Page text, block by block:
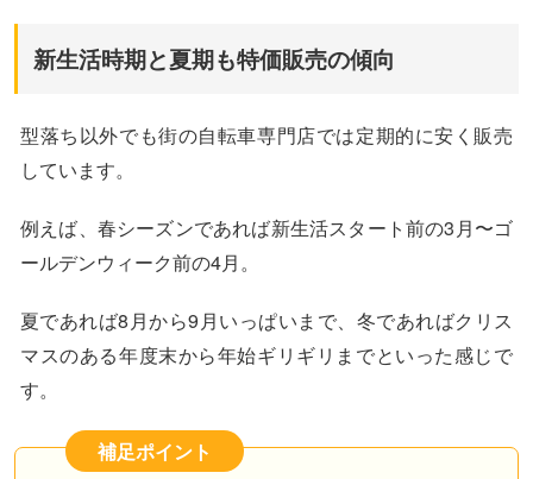
新生活時期と夏期も特価販売の傾向
型落ち以外でも街の自転車専門店では定期的に安く販売
しています。
例えば、春シーズンであれば新生活スタート前の3月〜ゴ
ールデンウィーク前の4月。
夏であれば8月から9月いっぱいまで、冬であればクリス
マスのある年度末から年始ギリギリまでといった感じで
す。
補足ポイント